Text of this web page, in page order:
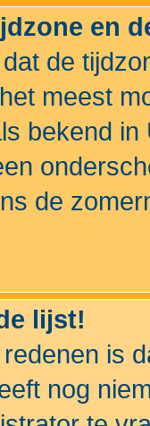
en
de
meest
bekend
de
lijst!
is
nog